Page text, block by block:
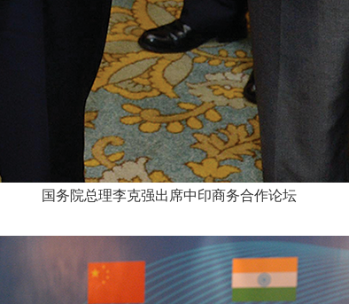
国务院总理李克强出席中印商务合作论坛